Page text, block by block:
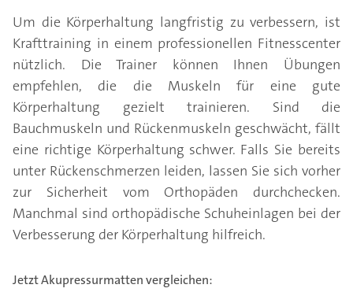
Um die Körperhaltung langfristig zu verbessern, ist
Krafttraining in einem professionellen Fitnesscenter
nützlich. Die Trainer können Ihnen Übungen
empfehlen, die die Muskeln für eine gute
Körperhaltung gezielt trainieren. Sind die
Bauchmuskeln und Rückenmuskeln geschwächt, fällt
eine richtige Körperhaltung schwer. Falls Sie bereits
unter Rückenschmerzen leiden, lassen Sie sich vorher
zur Sicherheit vom Orthopäden durchchecken.
Manchmal sind orthopädische Schuheinlagen bei der
Verbesserung der Körperhaltung hilfreich.
Jetzt Akupressurmatten vergleichen: